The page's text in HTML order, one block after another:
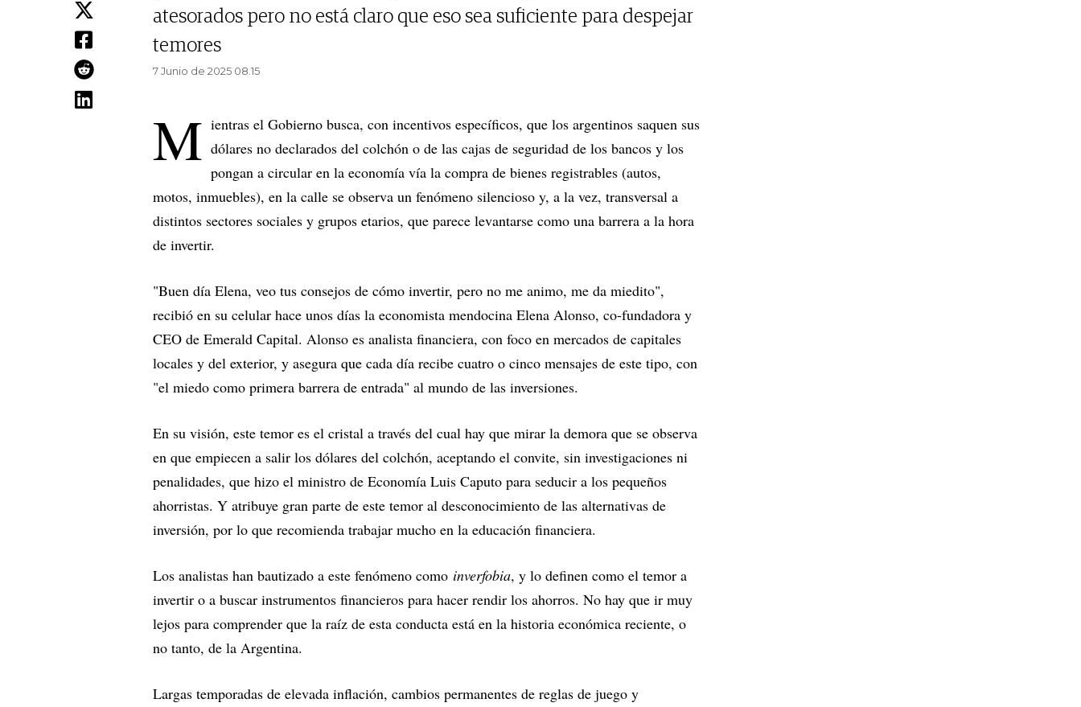
atesorados pero no está claro que eso sea suficiente para despejar
temores
7 Junio de 2025 08.15
M ientras el Gobierno busca, con incentivos específicos, que los argentinos saquen sus
dólares no declarados del colchón o de las cajas de seguridad de los bancos y los
pongan a circular en la economía vía la compra de bienes registrables (autos,
motos, inmuebles), en la calle se observa un fenómeno silencioso y, a la vez, transversal a
distintos sectores sociales y grupos etarios, que parece levantarse como una barrera a la hora
de invertir.
"Buen día Elena, veo tus consejos de cómo invertir, pero no me animo, me da miedito",
recibió en su celular hace unos días la economista mendocina Elena Alonso, co-fundadora y
CEO de Emerald Capital. Alonso es analista financiera, con foco en mercados de capitales
locales y del exterior, y asegura que cada día recibe cuatro o cinco mensajes de este tipo, con
"el miedo como primera barrera de entrada" al mundo de las inversiones.
En su visión, este temor es el cristal a través del cual hay que mirar la demora que se observa
en que empiecen a salir los dólares del colchón, aceptando el convite, sin investigaciones ni
penalidades, que hizo el ministro de Economía Luis Caputo para seducir a los pequeños
ahorristas. Y atribuye gran parte de este temor al desconocimiento de las alternativas de
inversión, por lo que recomienda trabajar mucho en la educación financiera.
Los analistas han bautizado a este fenómeno como inverfobia, y lo definen como el temor a
invertir o a buscar instrumentos financieros para hacer rendir los ahorros. No hay que ir muy
lejos para comprender que la raíz de esta conducta está en la historia económica reciente, o
no tanto, de la Argentina.
Largas temporadas de elevada inflación, cambios permanentes de reglas de juego y